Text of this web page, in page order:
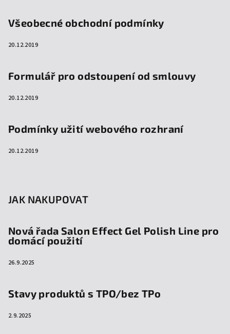
Všeobecné obchodní podmínky
20.12.2019
Formulář pro odstoupení od smlouvy
20.12.2019
Podmínky užití webového rozhraní
20.12.2019
JAK NAKUPOVAT
Nová řada Salon Effect Gel Polish Line pro
domácí použití
26.9.2025
Stavy produktů s TPO/bez TPo
2.9.2025